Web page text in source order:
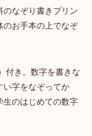
なぞり書きプリン
のお手本の上でなぞ
付き。数字を書きな
い字をなぞってか
生のはじめての数字